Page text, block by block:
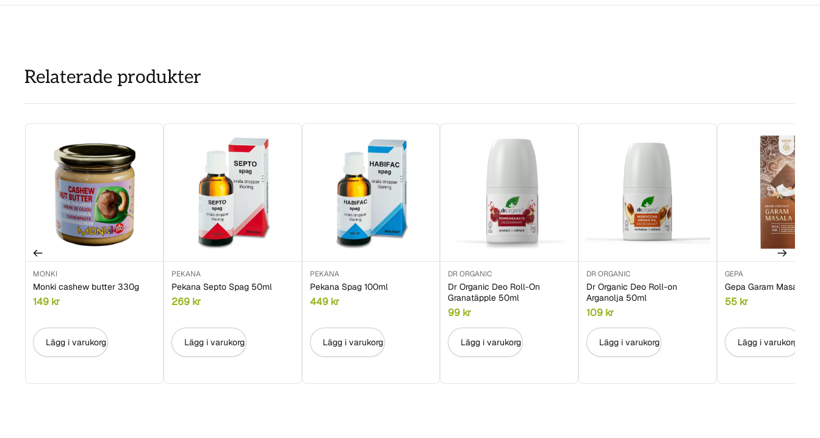
Relaterade produkter
MONKI
Monki cashew butter 330g
149 kr
Lägg i varukorg
PEKANA
Pekana Septo Spag 50ml
269 kr
Lägg i varukorg
PEKANA
Pekana Spag 100ml
449 kr
Lägg i varukorg
DR ORGANIC
Dr Organic Deo Roll-On
Granatäpple 50ml
99 kr
Lägg i varukorg
DR ORGANIC
Dr Organic Deo Roll-on
Arganolja 50ml
109 kr
Lägg i varukorg
GEPA
Gepa Garam Masala
55 kr
Lägg i varukorg